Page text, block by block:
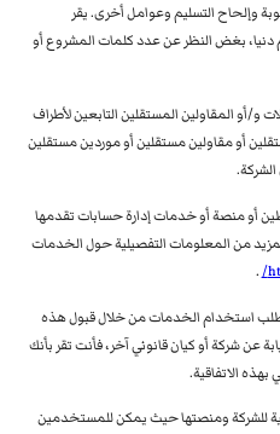
وإلحاح التسليم وعوامل أخرى. يقر
بغض النظر عن عدد كلمات المشروع أو
و/أو المقاولين المستقلين التابعين لأطراف
أو مقاولين مستقلين أو موردين مستقلين
أو منصة أو خدمات إدارة حسابات تقدمها
من المعلومات التفصيلية حول الخدمات
.
يطلب استخدام الخدمات من خلال قبول هذه
عن شركة أو كيان قانوني آخر، فأنت تقر بأنك
بهذه الاتفاقية.
للشركة ومنصتها حيث يمكن للمستخدمين